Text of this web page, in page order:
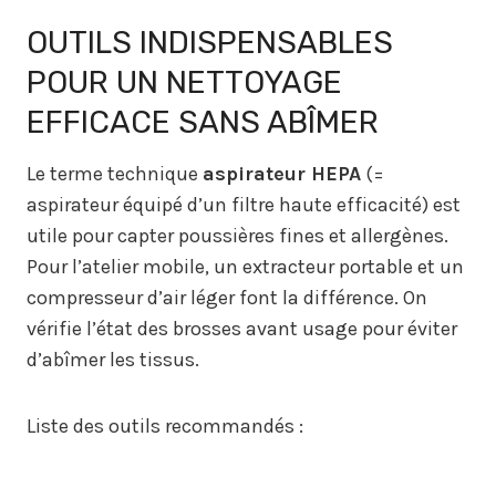
OUTILS INDISPENSABLES
POUR UN NETTOYAGE
EFFICACE SANS ABÎMER
Le terme technique aspirateur HEPA (=
aspirateur équipé d’un filtre haute efficacité) est
utile pour capter poussières fines et allergènes.
Pour l’atelier mobile, un extracteur portable et un
compresseur d’air léger font la différence. On
vérifie l’état des brosses avant usage pour éviter
d’abîmer les tissus.
Liste des outils recommandés :